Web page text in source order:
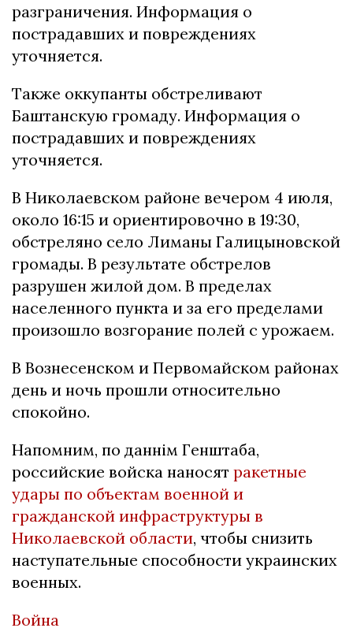
разграничения. Информация о
пострадавших и повреждениях
уточняется.
Также оккупанты обстреливают
Баштанскую громаду. Информация о
пострадавших и повреждениях
уточняется.
В Николаевском районе вечером 4 июля,
около 16:15 и ориентировочно в 19:30,
обстреляно село Лиманы Галицыновской
громады. В результате обстрелов
разрушен жилой дом. В пределах
населенного пункта и за его пределами
произошло возгорание полей с урожаем.
В Вознесенском и Первомайском районах
день и ночь прошли относительно
спокойно.
Напомним, по даннім Генштаба,
российские войска наносят ракетные
удары по объектам военной и
гражданской инфраструктуры в
Николаевской области, чтобы снизить
наступательные способности украинских
военных.
Война